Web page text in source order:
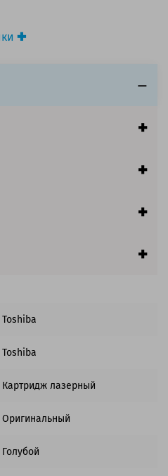
А4 при 5%
Toshiba
Toshiba
Картридж лазерный
Оригинальный
Голубой